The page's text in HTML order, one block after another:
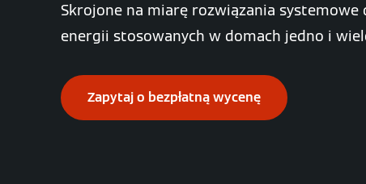
Skrojone na miarę rozwiązania
energii stosowanych w domach jedno i
Zapytaj o bezpłatną wycenę